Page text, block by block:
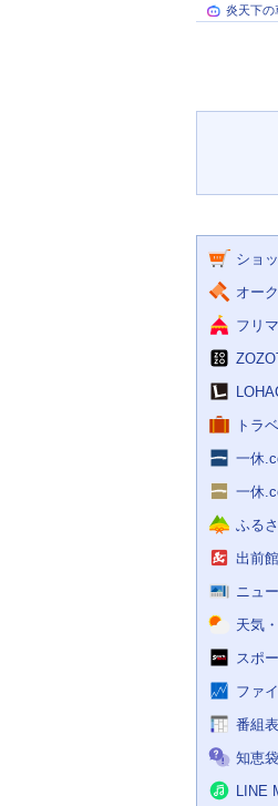
炎天下の
せビ
ショ
オー
フリマ
トラ
一休
一休
ふる
出前館
ニュ
天気
スポ
ファ
番組表
知恵袋
LINE